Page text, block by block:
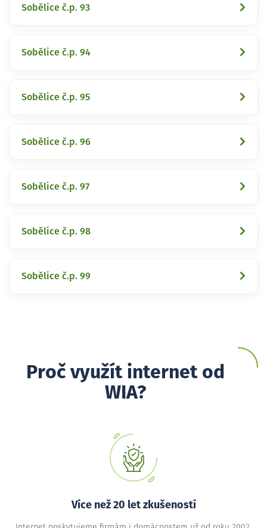
Sobělice č.p. 93
Sobělice č.p. 94
Sobělice č.p. 95
Sobělice č.p. 96
Sobělice č.p. 97
Sobělice č.p. 98
Sobělice č.p. 99
Proč využít internet od
WIA?
Více než 20 let zkušeností